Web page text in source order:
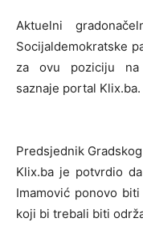
Aktuelni
Socijaldemokratske
za ovu poziciju na
saznaje portal Klix.ba.
Predsjednik
Klix.ba je potvrdio
Imamović ponovo
koji bi trebali biti